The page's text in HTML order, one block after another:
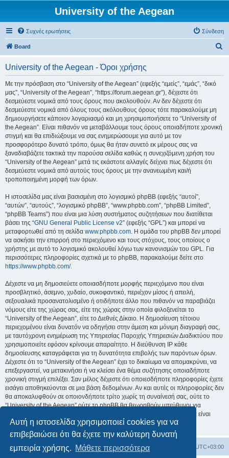
Αυτή η ιστοσελίδα χρησιμοποιεί cookies για να
επιβεβαιώσει ότι θα έχετε την καλύτερη δυνατή
εμπειρία χρήσης. Μάθετε περισσότερα
University of the Aegean
Συχνές ερωτήσεις Σύνδεση
Board
University of the Aegean - Όροι χρήσης
Με την πρόσβαση στο “University of the Aegean” (εφεξής “εμείς”, “εμάς”, “δικό
μας”, “University of the Aegean”, “https://forum.aegean.gr”), δέχεστε ότι
δεσμεύεστε νομικά από τους όρους που ακολουθούν. Αν δεν δέχεστε ότι
δεσμεύεστε νομικά από όλους τους ακόλουθους όρους τότε παρακαλούμε μη
δημιουργήσετε κάποιον λογαριασμό και μη χρησιμοποιήσετε το “University of
the Aegean”. Είναι πιθανόν να μεταβάλλουμε τους όρους οποιαδήποτε χρονική
στιγμή και θα επιδιώξουμε να σας ενημερώσουμε για αυτό με τον
προσφορότερο δυνατό τρόπο, όμως θα ήταν συνετό εκ μέρους σας να
ξαναδιαβάζετε τακτικά την παρούσα σελίδα καθώς η συνεχιζόμενη χρήση του
“University of the Aegean” μετά τις εκάστοτε αλλαγές δείχνει πως δέχεστε ότι
δεσμεύεστε νομικά από αυτούς τους όρους με την ανανεωμένη και/ή
τροποποιημένη μορφή των όρων.
Η ιστοσελίδα μας είναι βασισμένη στο λογισμικό phpBB (εφεξής “αυτοί”,
“αυτών”, “αυτούς”, “λογισμικό phpBB”, “www.phpbb.com”, “phpBB Limited”,
“phpBB Teams”) που είναι μια λύση συστήματος συζητήσεων που διατίθεται
βάσει της “GNU General Public License v2” (εφεξής “GPL”) και μπορεί να
μεταφορτωθεί από τη σελίδα www.phpbb.com. Η ομάδα του phpBB δεν μπορεί
να ασκήσει την επιρροή στο περιεχόμενο και τους στόχους, τους οποίους ο
χρήστης με αυτό το λογισμικό ακολουθεί λόγω των κανονισμών του GPL. Για
περισσότερες πληροφορίες σχετικά με το phpBB, παρακαλούμε δείτε στο
https://www.phpbb.com/.
Δέχεστε να μη δημοσιεύετε οποιασδήποτε μορφής περιεχόμενο που είναι
προσβλητικό, άσεμνο, χυδαίο, συκοφαντικό, περιέχον μίσος ή απειλή,
σεξουαλικά προσανατολισμένο ή οτιδήποτε άλλο που πιθανόν να παραβιάζει
νόμους είτε της χώρας σας, είτε της χώρας στην οποία φιλοξενείται το
“University of the Aegean”, είτε το Διεθνές Δίκαιο. Η δημοσίευση τέτοιου
περιεχομένου είναι δυνατόν να οδηγήσει στην άμεση και μόνιμη διαγραφή σας,
με ταυτόχρονη ενημέρωση της Υπηρεσίας Παροχής Υπηρεσιών Διαδικτύου που
χρησιμοποιείτε εφόσον κρίνουμε απαραίτητο. Η διεύθυνση IP κάθε
δημοσίευσης καταγράφεται για τη δυνατότητα επιβολής των παρόντων όρων.
Δέχεστε ότι το “University of the Aegean” έχει το δικαίωμα να απομακρύνει, να
επεξεργαστεί, να μετακινήσει ή να κλείσει ένα θέμα συζήτησης οποιαδήποτε
χρονική στιγμή επιλέξει. Σαν μέλος δέχεστε ότι οποιεσδήποτε πληροφορίες έχετε
εισάγει αποθηκεύονται σε μια βάση δεδομένων. Αν και αυτές οι πληροφορίες δεν
θα αποκαλυφθούν σε οποιονδήποτε τρίτο χωρίς τη συναίνεσή σας, ούτε το
“University of the Aegean” ούτε το phpBB θα θεωρηθούν υπεύθυνοι για
οποιαδήποτε απόπειρα ηλεκτρονικής εισβολής ή παραβίασης η οποία είναι
δυνατόν να οδηγήσει σε απώλεια αυτών των δεδομένων.
Board Όλοι οι χρόνοι είναι UTC+03:00
Διαγραφή cookies